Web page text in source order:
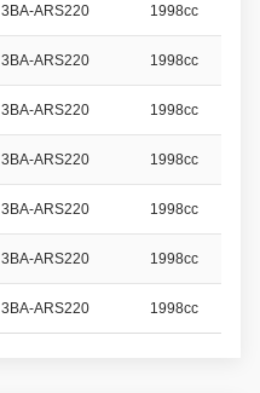
3BA-ARS220 1998cc
3BA-ARS220 1998cc
3BA-ARS220 1998cc
3BA-ARS220 1998cc
3BA-ARS220 1998cc
3BA-ARS220 1998cc
3BA-ARS220 1998cc